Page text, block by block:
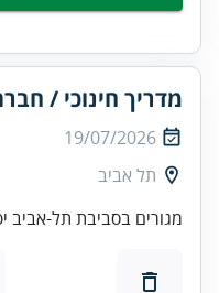
מדריך חינוכי /
19/07/2026
תל אביב
מגורים בסביבת תל-אביב